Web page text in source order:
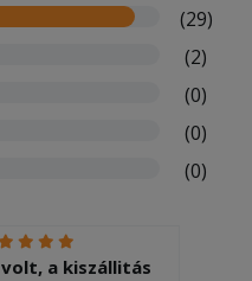
(29)
(2)
(0)
(0)
(0)
a kiszállitás